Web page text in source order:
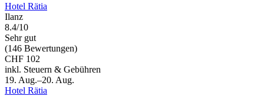
Hotel Rätia
Ilanz
8.4/10
Sehr gut
(146 Bewertungen)
CHF 102
inkl. Steuern & Gebühren
19. Aug.–20. Aug.
Hotel Rätia